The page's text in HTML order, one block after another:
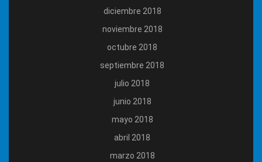
diciembre 2018
noviembre 2018
octubre 2018
septiembre 2018
julio 2018
junio 2018
mayo 2018
abril 2018
marzo 2018